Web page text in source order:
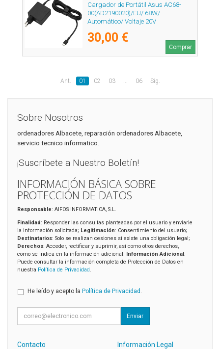
Cargador de Portátil Asus AC68-
00(AD2190020)/EU/ 68W/
Automático/ Voltaje 20V
30,00 €
Comprar
Ant. 01 02 03 06 Sig.
Sobre Nosotros
ordenadores Albacete, reparación ordenadores Albacete,
servicio tecnico informatico.
¡Suscríbete a Nuestro Boletín!
INFORMACIÓN BÁSICA SOBRE
PROTECCIÓN DE DATOS
Responsable: AIFOS INFORMATICA, S.L.
Finalidad: Responder las consultas planteadas por el usuario y enviarle
la información solicitada; Legitimación: Consentimiento del usuario;
Destinatarios: Solo se realizan cesiones si existe una obligación legal;
Derechos: Acceder, rectificar y suprimir, así como otros derechos,
como se indica en la información adicional; Información Adicional:
Puede consultar la información completa de Protección de Datos en
nuestra Política de Privacidad
He leído y acepto la Política de Privacidad .
Enviar
Contacto Información Legal